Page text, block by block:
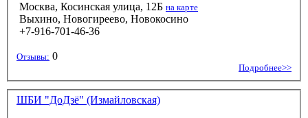
Москва, Косинская улица, 12Б на карте
Выхино, Новогиреево, Новокосино
+7-916-701-46-36
Отзывы: 0
Подробнее>>
ШБИ "ДоДзё" (Измайловская)